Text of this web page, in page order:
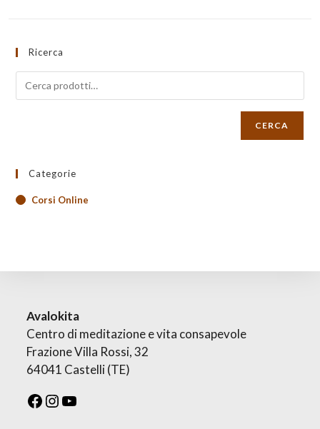
Ricerca
CERCA
Categorie
Corsi Online
Avalokita
Centro di meditazione e vita consapevole
Frazione Villa Rossi, 32
64041 Castelli (TE)
FacebookInstagram